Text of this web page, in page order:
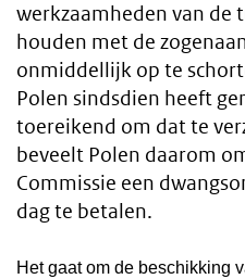
werkzaamheden van de
houden met de
onmiddellijk op te
Polen sindsdien heeft
toereikend om dat te
beveelt Polen daarom
Commissie een
dag te betalen.
Het gaat om de beschikking